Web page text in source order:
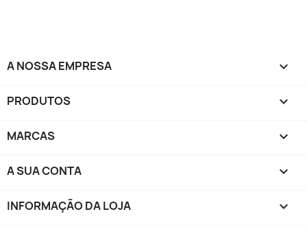
A NOSSA EMPRESA 
PRODUTOS 
MARCAS 
A SUA CONTA 
INFORMAÇÃO DA LOJA keyboard_arrow_down